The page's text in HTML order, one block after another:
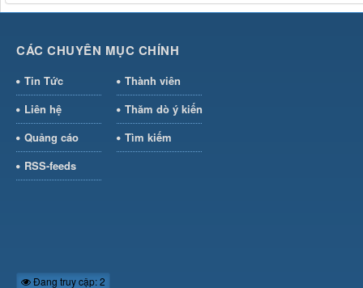
CÁC CHUYÊN MỤC CHÍNH
Tin Tức
Thành viên
Liên hệ
Thăm dò ý kiến
Quảng cáo
Tìm kiếm
RSS-feeds
Đang truy cập: 2